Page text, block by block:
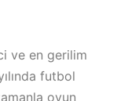
ve en gerilim
futbol
oyun